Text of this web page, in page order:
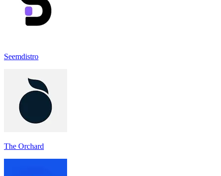
Seemdistro
The Orchard